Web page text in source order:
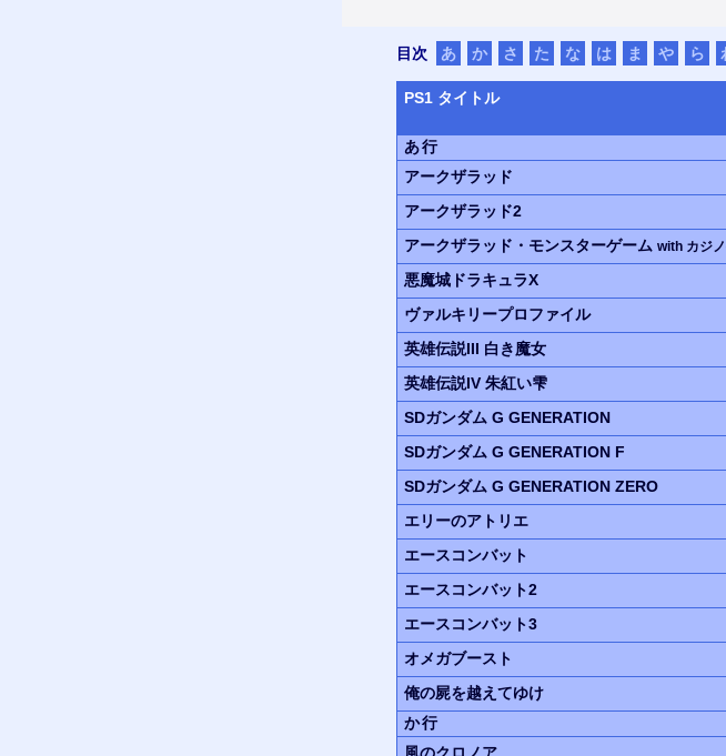
目次 あ か さ た な は ま や ら
PS1 タイトル
あ行
アークザラッド
アークザラッド2
アークザラッド・ モンスターゲーム with カジノ
悪魔城ドラキュラX
ヴァルキリープロファイル
英雄伝説III 白き魔女
英雄伝説IV 朱紅い雫
SDガンダム G GENERATION
SDガンダム G GENERATION F
SDガンダム G GENERATION ZERO
エリーのアトリエ
エースコンバット
エースコンバット2
エースコンバット3
オメガブースト
俺の屍を越えてゆけ
か行